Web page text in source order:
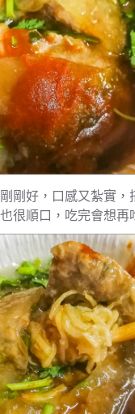
剛好，口感又紮實，
很順口，吃完會想再